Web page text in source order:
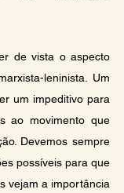
de vista o aspecto
leninista. Um
um impeditivo para
ao movimento que
Devemos sempre
possíveis para que
vejam a importância